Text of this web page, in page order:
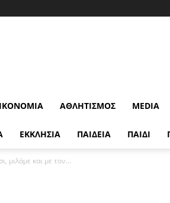
ΑΘΛΗΤΙΣΜΌΣ MEDIA
ΕΚΚΛΗΣΙΑ ΠΑΙΔΕΙΑ ΠΑΙΔΙ
μιλάμε και με τον...